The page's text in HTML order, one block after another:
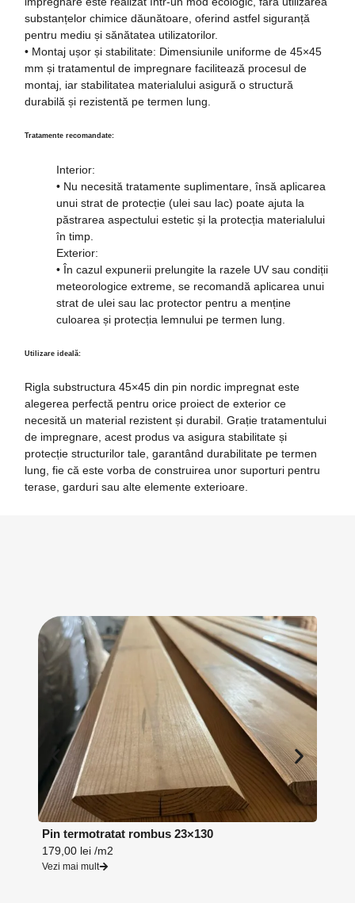
substanțelor chimice dăunătoare, oferind astfel siguranță
pentru mediu și sănătatea utilizatorilor.
• Montaj ușor și stabilitate: Dimensiunile uniforme de 45×45
mm și tratamentul de impregnare facilitează procesul de
montaj, iar stabilitatea materialului asigură o structură
durabilă și rezistentă pe termen lung.
Tratamente recomandate:
Interior:
• Nu necesită tratamente suplimentare, însă aplicarea
unui strat de protecție (ulei sau lac) poate ajuta la
păstrarea aspectului estetic și la protecția materialului
în timp.
Exterior:
• În cazul expunerii prelungite la razele UV sau condiții
meteorologice extreme, se recomandă aplicarea unui
strat de ulei sau lac protector pentru a menține
culoarea și protecția lemnului pe termen lung.
Utilizare ideală:
Rigla substructura 45×45 din pin nordic impregnat este
alegerea perfectă pentru orice proiect de exterior ce
necesită un material rezistent și durabil. Grație tratamentului
de impregnare, acest produs va asigura stabilitate și
protecție structurilor tale, garantând durabilitate pe termen
lung, fie că este vorba de construirea unor suporturi pentru
terase, garduri sau alte elemente exterioare.
Pin termotratat rombus 23×130
179,00 lei /m2
Vezi mai mult